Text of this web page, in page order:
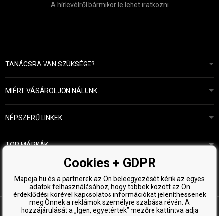
A hírlevélről bármikor le lehet iratkozni
TANÁCSRA VAN SZÜKSÉGE?info@mapeja.hu
24 órán belül válaszolunk.
MIÉRT VÁSÁROLJON NÁLUNK
Általános szerződési feltételek (ÁSZF)
Személyes adatok védelme
Fizetési és szállítási áttekintés
Áru visszaküldése
NÉPSZERŰ LINKEK
A mi történetünk
TOP MÁRKÁK
Kérastase
O&M
Paul Mitchell
Wella Professionals
Zenz Organic
Cookies + GDPR
Mapeja.hu és a partnerek az Ön beleegyezését kérik az egyes
adatok felhasználásához, hogy többek között az Ön
érdeklődési körével kapcsolatos információkat jeleníthessenek
meg Önnek a reklámok személyre szabása révén. A
hozzájárulását a „Igen, egyetértek” mezőre kattintva adja